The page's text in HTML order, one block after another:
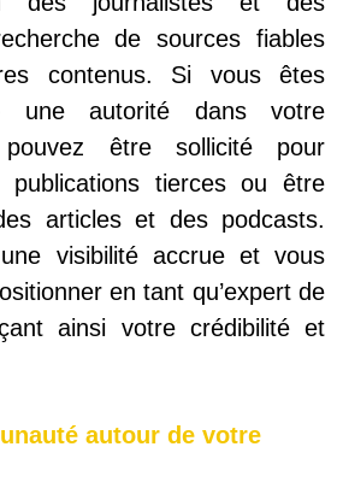
de sources fiables
contenus. Si vous êtes
une autorité dans votre
être sollicité pour
tierces ou être
articles et des podcasts.
visibilité accrue et vous
en tant qu’expert de
ainsi votre crédibilité et
autour de votre